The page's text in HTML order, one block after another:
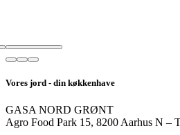
Vores jord - din køkkenhave
GASA NORD GRØNT
Agro Food Park 15, 8200 Aarhus N –